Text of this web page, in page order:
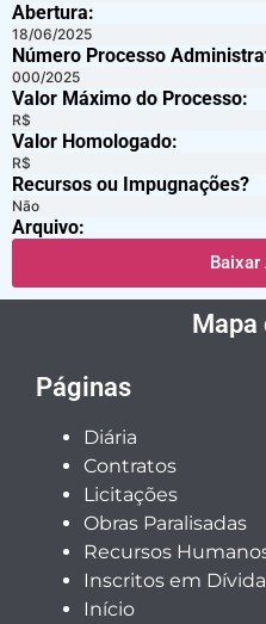
Abertura:
18/06/2025
Número Processo
000/2025
Valor Máximo do Processo: ​
R$
Valor Homologado: ​
R$
Recursos ou Impugnações? ​
Não
Arquivo:
Mapa
Páginas
Diária
Contratos
Licitações
Obras Paralisadas
Recursos
Inscritos em
Início